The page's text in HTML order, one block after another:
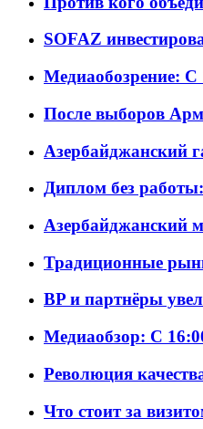
SOFAZ
Медиаобозрение: С
После выборов
Азербайджанский
Диплом без
Азербайджанский
Традиционные
BP и партнёры
Медиаобзор: С
Революция
Что стоит за